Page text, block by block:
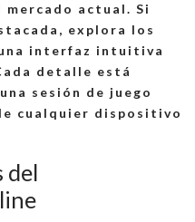
mercado actual. Si
explora los
interfaz intuitiva
detalle está
sesión de juego
cualquier dispositivo
del